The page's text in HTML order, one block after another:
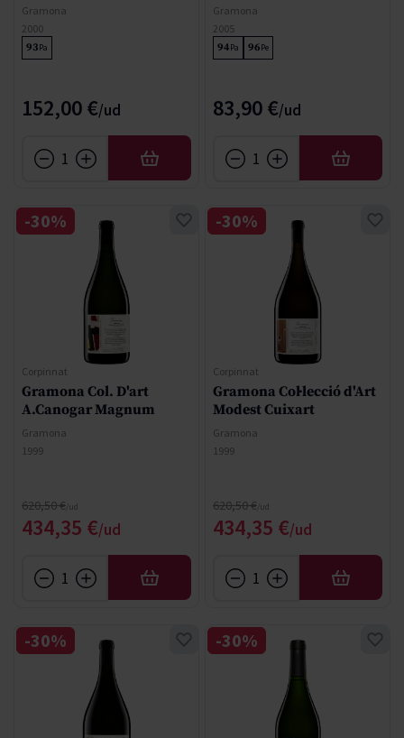
Gramona
2000
93Pa
152,00 €
AFEGIR
Gramona
2005
94Pa 96Pe
83,90 €
AFEGIR
Corpinnat
Gramona Col. D'art
A.Canogar Magnum
Gramona
1999
Special Price
434,35 €
Regular Price
620,50 €
-30%
AFEGIR
Corpinnat
Gramona Col·lecció d'Art
Modest Cuixart
Gramona
1999
Special Price
434,35 €
Regular Price
620,50 €
-30%
AFEGIR
-30% -30%